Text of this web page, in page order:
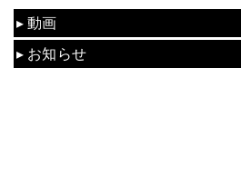
動画
お知らせ